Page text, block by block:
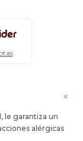
le garantiza un
alérgicas